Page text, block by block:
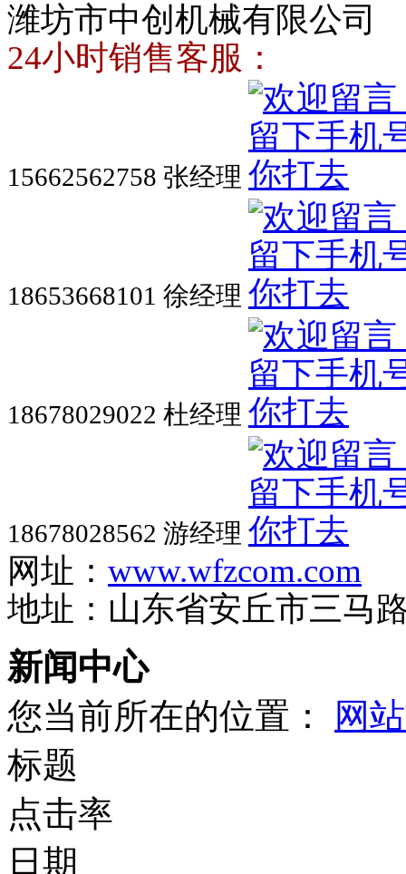
潍坊市中创机械有限公司
24小时销售客服：
15662562758 张经理
18653668101 徐经理
18678029022 杜经理
18678028562 游经理
网址： www.wfzcom.com
地址：山东省安丘市三马
新闻中心
您当前所在的位置：
网
标题
点击率
日期